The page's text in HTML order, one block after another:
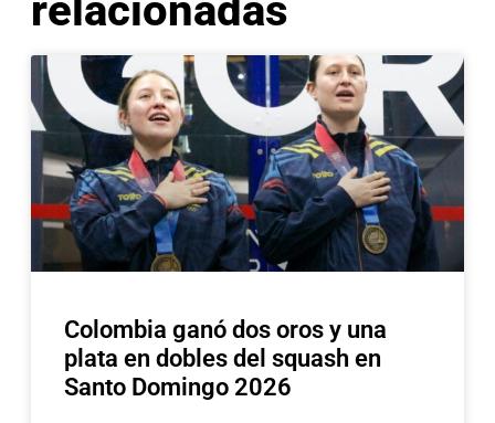
relacionadas
Colombia ganó dos oros y una
plata en dobles del squash en
Santo Domingo 2026